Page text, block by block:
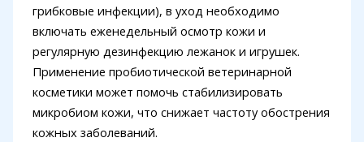
грибковые инфекции), в уход необходимо
включать еженедельный осмотр кожи и
регулярную дезинфекцию лежанок и игрушек.
Применение пробиотической ветеринарной
косметики может помочь стабилизировать
микробиом кожи, что снижает частоту обострения
кожных заболеваний.